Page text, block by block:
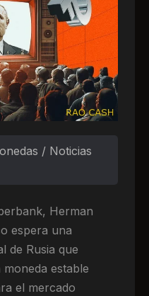
/ Noticias
Herman
espera una
de Rusia que
estable
el mercado